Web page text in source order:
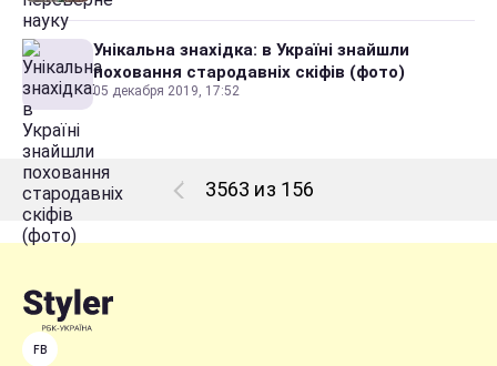
Унікальна знахідка: в Україні знайшли
поховання стародавніх скіфів (фото)
05 декабря 2019, 17:52
3563 из 156
FB